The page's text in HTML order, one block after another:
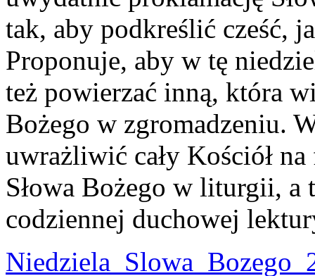
tak, aby podkreślić cześć,
Proponuje, aby w tę
też powierzać inną, która
Bożego w zgromadzeniu.
uwrażliwić cały Kościół
Słowa Bożego w liturgii, a
codziennej duchowej